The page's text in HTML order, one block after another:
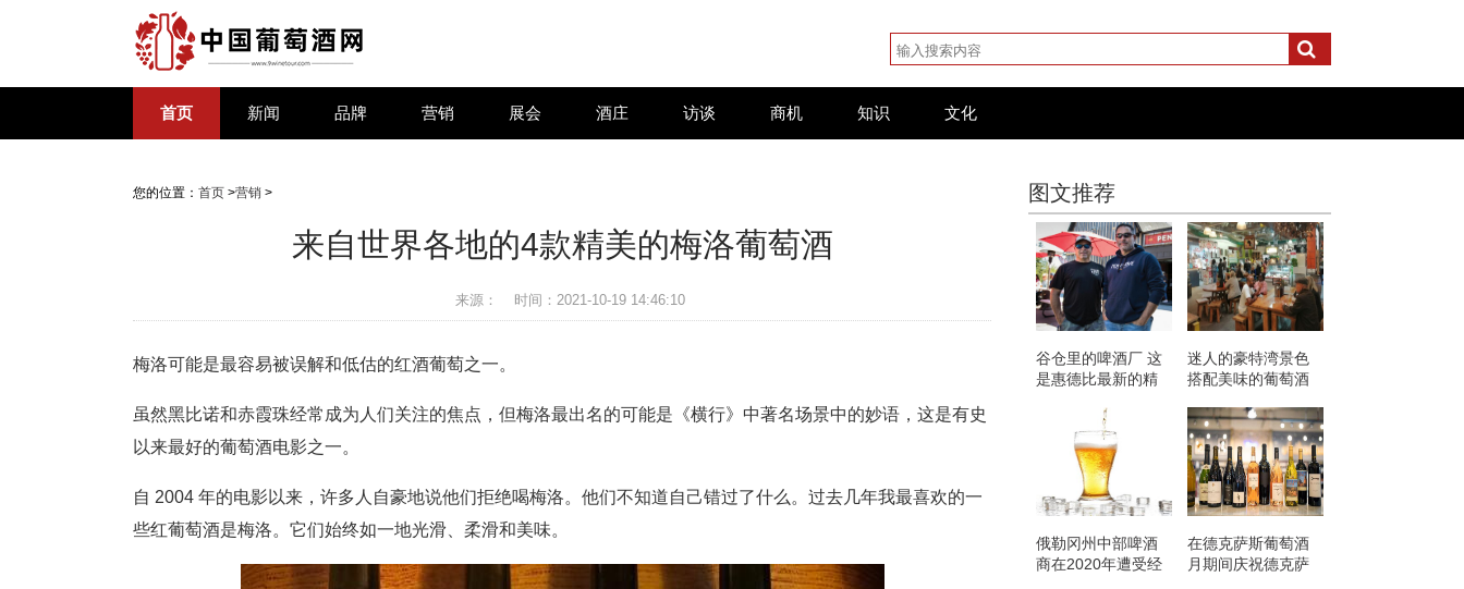
首页 新闻 品牌 营销 展会 酒庄 访谈 商机 知识 文化
您的位置： 首页 >营销 >
来自世界各地的4款精美的梅洛葡萄酒
来源： 时间：2021-10-19 14:46:10
梅洛可能是最容易被误解和低估的红酒葡萄之一。
虽然黑比诺和赤霞珠经常成为人们关注的焦点，但梅洛最出名的可能是《横行》中著名场景中的妙语，这是有史
以来最好的葡萄酒电影之一。
自 2004 年的电影以来，许多人自豪地说他们拒绝喝梅洛。他们不知道自己错过了什么。过去几年我最喜欢的一
些红葡萄酒是梅洛。它们始终如一地光滑、柔滑和美味。
图文推荐
谷仓里的啤酒厂 这
是惠德比最新的精
迷人的豪特湾景色
搭配美味的葡萄酒
俄勒冈州中部啤酒
商在2020年遭受经
在德克萨斯葡萄酒
月期间庆祝德克萨